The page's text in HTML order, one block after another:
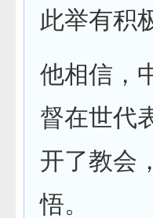
此举有积
他相信，
督在世代
开了教会
悟。